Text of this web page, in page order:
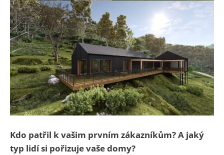
Kdo patřil k vašim prvním zákazníkům? A jaký
typ lidí si pořizuje vaše domy?